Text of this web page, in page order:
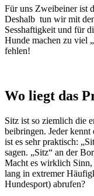
Für uns Zweibeiner ist
Deshalb tun wir mit
Sesshaftigkeit und für
Hunde machen zu viel
fehlen!
Wo liegt das
Sitz ist so ziemlich die
beibringen. Jeder kennt
ist es sehr praktisch:
sagen. „Sitz“ an der
Macht es wirklich Sinn,
lang in extremer
Hundesport) abrufen?